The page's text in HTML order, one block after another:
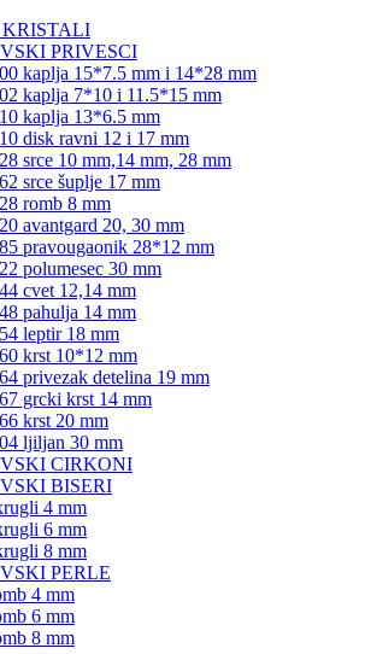
KRISTALI
PRIVESCI
kaplja 15*7.5 mm i 14*28 mm
kaplja 7*10 i 11.5*15 mm
kaplja 13*6.5 mm
disk ravni 12 i 17 mm
srce 10 mm,14 mm, 28 mm
srce šuplje 17 mm
romb 8 mm
avantgard 20, 30 mm
pravougaonik 28*12 mm
polumesec 30 mm
cvet 12,14 mm
pahulja 14 mm
leptir 18 mm
krst 10*12 mm
privezak detelina 19 mm
grcki krst 14 mm
krst 20 mm
ljiljan 30 mm
CIRKONI
BISERI
4 mm
6 mm
8 mm
PERLE
4 mm
6 mm
8 mm